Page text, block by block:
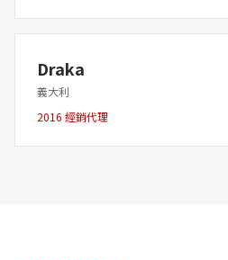
Draka
義大利
2016 經銷代理